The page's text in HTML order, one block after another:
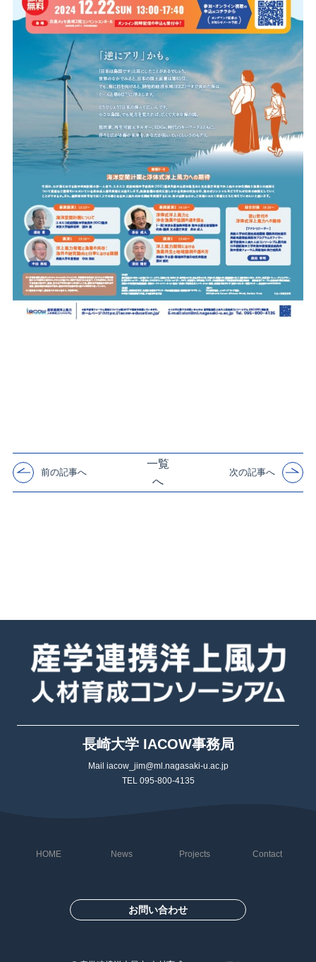
前の記事へ
一覧
へ
次の記事へ
長崎大学 IACOW事務局
Mail iacow_jim@ml.nagasaki-u.ac.jp
TEL 095-800-4135
HOME News Projects Contact
お問い合わせ